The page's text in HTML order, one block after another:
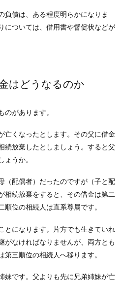
負債は、ある程度明らかになりま
については、借用書や督促状などが
はどうなるのか
があります。
亡くなったとします。その父に借金
続放棄したとしましょう。すると父
うか。
（配偶者）だったのですが（子と配
相続放棄をすると、その借金は第二
位の相続人は直系尊属です。
とになります。片方でも生きていれ
がなければなりませんが、両方とも
三順位の相続人へ移ります。
妹です。父よりも先に兄弟姉妹が亡